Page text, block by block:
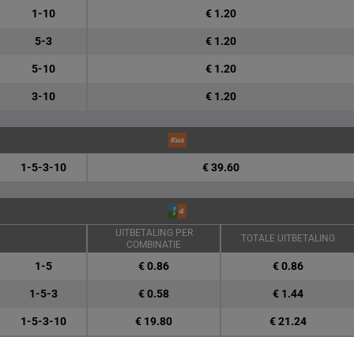
1-10 € 1.20
5-3 € 1.20
5-10 € 1.20
3-10 € 1.20
1-5-3-10 € 39.60
UITBETALING PER
COMBINATIE
TOTALE UITBETALING
1-5 € 0.86 € 0.86
1-5-3 € 0.58 € 1.44
1-5-3-10 € 19.80 € 21.24